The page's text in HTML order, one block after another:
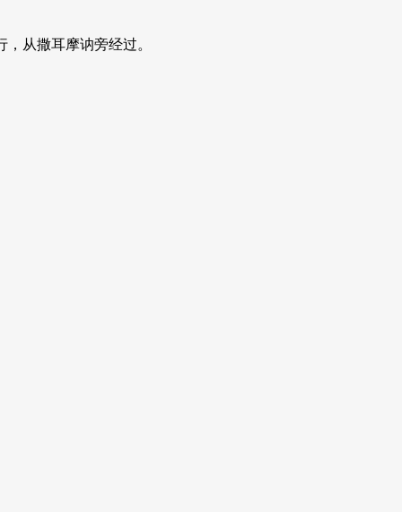
从撒耳摩讷旁经过。